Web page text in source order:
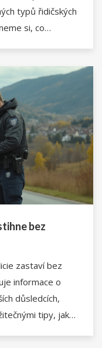
typů řidičských
si, co
bez
zastaví bez
informace o
důsledcích,
tipy, jak